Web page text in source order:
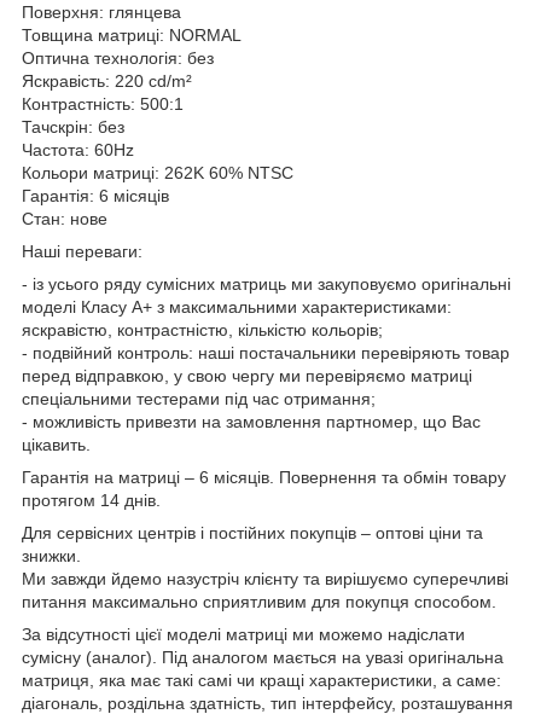
Поверхня: глянцева
Товщина матриці: NORMAL
Оптична технологія: без
Яскравість: 220 cd/m²
Контрастність: 500:1
Тачскрін: без
Частота: 60Hz
Кольори матриці: 262K 60% NTSC
Гарантія: 6 місяців
Стан: нове
Наші переваги:
- із усього ряду сумісних матриць ми закуповуємо оригінальні
моделі Класу А+ з максимальними характеристиками:
яскравістю, контрастністю, кількістю кольорів;
- подвійний контроль: наші постачальники перевіряють товар
перед відправкою, у свою чергу ми перевіряємо матриці
спеціальними тестерами під час отримання;
- можливість привезти на замовлення партномер, що Вас
цікавить.
Гарантія на матриці – 6 місяців. Повернення та обмін товару
протягом 14 днів.
Для сервісних центрів і постійних покупців – оптові ціни та
знижки.
Ми завжди йдемо назустріч клієнту та вирішуємо суперечливі
питання максимально сприятливим для покупця способом.
За відсутності цієї моделі матриці ми можемо надіслати
сумісну (аналог). Під аналогом мається на увазі оригінальна
матриця, яка має такі самі чи кращі характеристики, а саме:
діагональ, роздільна здатність, тип інтерфейсу, розташування